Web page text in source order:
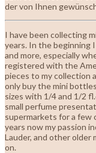
der von Ihnen
I have been collecting
years. In the beginning
and more, especially
registered with the
pieces to my collection
only buy the mini
sizes with 1/4 and 1/2
small perfume
supermarkets for a few
years now my passion
Lauder, and other older
on.